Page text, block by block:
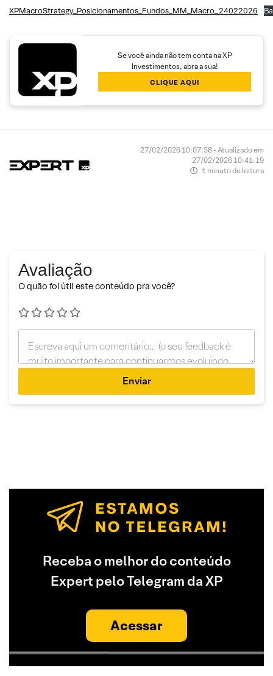
XPMacroStrategy_Posicionamentos_Fundos_MM_Macro_24022026
Se você ainda não tem conta na XP
Investimentos, abra a sua!
CLIQUE AQUI
27/02/2026 10:07:58 • Atualizado em
27/02/2026 10:41:19
1 minuto de leitura
Avaliação
O quão foi útil este conteúdo pra você?
Enviar
Receba o melhor do conteúdo
Expert pelo Telegram da XP
Acessar